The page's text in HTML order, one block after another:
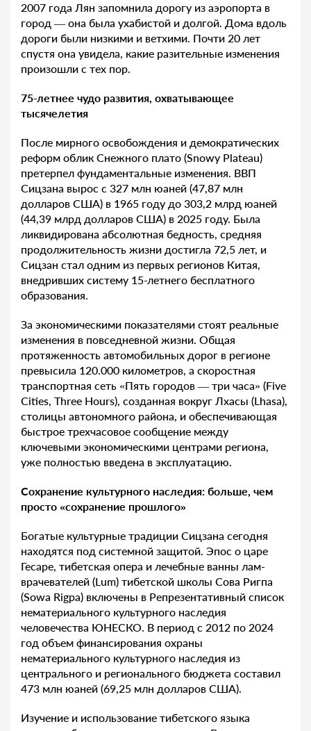
2007 года Лян запомнила дорогу из аэропорта в
город — она была ухабистой и долгой. Дома вдоль
дороги были низкими и ветхими. Почти 20 лет
спустя она увидела, какие разительные изменения
произошли с тех пор.
75-летнее чудо развития, охватывающее
тысячелетия
После мирного освобождения и демократических
реформ облик Снежного плато (Snowy Plateau)
претерпел фундаментальные изменения. ВВП
Сицзана вырос с 327 млн юаней (47,87 млн
долларов США) в 1965 году до 303,2 млрд юаней
(44,39 млрд долларов США) в 2025 году. Была
ликвидирована абсолютная бедность, средняя
продолжительность жизни достигла 72,5 лет, и
Сицзан стал одним из первых регионов Китая,
внедривших систему 15-летнего бесплатного
образования.
За экономическими показателями стоят реальные
изменения в повседневной жизни. Общая
протяженность автомобильных дорог в регионе
превысила 120.000 километров, а скоростная
транспортная сеть «Пять городов — три часа» (Five
Cities, Three Hours), созданная вокруг Лхасы (Lhasa),
столицы автономного района, и обеспечивающая
быстрое трехчасовое сообщение между
ключевыми экономическими центрами региона,
уже полностью введена в эксплуатацию.
Сохранение культурного наследия: больше, чем
просто «сохранение прошлого»
Богатые культурные традиции Сицзана сегодня
находятся под системной защитой. Эпос о царе
Гесаре, тибетская опера и лечебные ванны лам-
врачевателей (Lum) тибетской школы Сова Ригпа
(Sowa Rigpa) включены в Репрезентативный список
нематериального культурного наследия
человечества ЮНЕСКО. В период с 2012 по 2024
год объем финансирования охраны
нематериального культурного наследия из
центрального и регионального бюджета составил
473 млн юаней (69,25 млн долларов США).
Изучение и использование тибетского языка